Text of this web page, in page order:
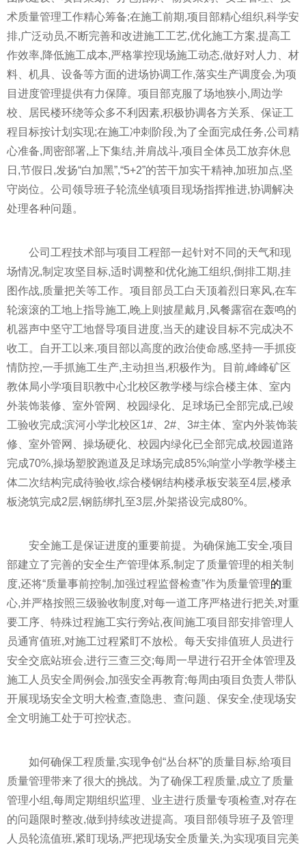
术质量管理工作精心筹备;在施工前期,项目部精心组织,科学安
排,广泛动员,不断完善和改进施工工艺,优化施工方案,提高工
作效率,降低施工成本,严格掌控现场施工动态,做好对人力、材
料、机具、设备等方面的进场协调工作,落实生产调度会,为项
目进度管理提供有力保障。项目部克服了场地狭小,周边学
校、居民楼环绕等众多不利因素,积极协调各方关系、保证工
程目标按计划实现;在施工冲刺阶段,为了全面完成任务,公司精
心准备,周密部署,上下集结,并肩战斗,项目全体员工放弃休息
日,节假日,发扬“白加黑”,“5+2”的苦干加实干精神,加班加点,坚
守岗位。公司领导班子轮流坐镇项目现场指挥推进,协调解决
处理各种问题。
公司工程技术部与项目工程部一起针对不同的天气和现
场情况,制定攻坚目标,适时调整和优化施工组织,倒排工期,挂
图作战,质量把关等工作。项目部员工白天顶着烈日寒风,在车
轮滚滚的工地上指导施工,晚上则披星戴月,风餐露宿在轰鸣的
机器声中坚守工地督导项目进度,当天的建设目标不完成决不
收工。自开工以来,项目部以高度的政治使命感,坚持一手抓疫
情防控,一手抓施工生产,主动担当,积极作为。目前,峰峰矿区
教体局小学项目职教中心北校区教学楼与综合楼主体、室内
外装饰装修、室外管网、校园绿化、足球场已全部完成,已竣
工验收完成;滨河小学北校区1#、2#、3#主体、室内外装饰装
修、室外管网、操场硬化、校园内绿化已全部完成,校园道路
完成70%,操场塑胶跑道及足球场完成85%;响堂小学教学楼主
体二次结构完成待验收,综合楼钢结构楼承板安装至4层,楼承
板浇筑完成2层,钢筋绑扎至3层,外架搭设完成80%。
安全施工是保证进度的重要前提。为确保施工安全,项目
部建立了完善的安全生产管理体系,制定了质量管理的相关制
度,还将“质量事前控制,加强过程监督检查”作为质量管理的重
心,并严格按照三级验收制度,对每一道工序严格进行把关,对重
要工序、特殊过程施工实行旁站,夜间施工项目部安排管理人
员通宵值班,对施工过程紧盯不放松。每天安排值班人员进行
安全交底站班会,进行三查三交;每周一早进行召开全体管理及
施工人员安全周例会,加强安全再教育;每周由项目负责人带队
开展现场安全文明大检查,查隐患、查问题、保安全,使现场安
全文明施工处于可控状态。
如何确保工程质量,实现争创“丛台杯”的质量目标,给项目
质量管理带来了很大的挑战。为了确保工程质量,成立了质量
管理小组,每周定期组织监理、业主进行质量专项检查,对存在
的问题限时整改,做到持续改进提高。项目部领导班子及管理
人员轮流值班,紧盯现场,严把现场安全质量关,为实现项目完美